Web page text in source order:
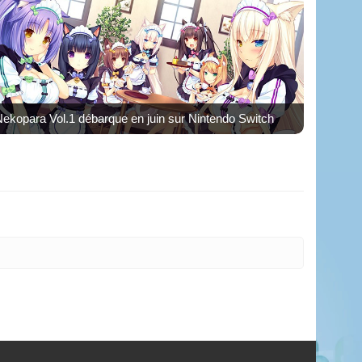
Vol.1 débarque en juin sur Nintendo Switch